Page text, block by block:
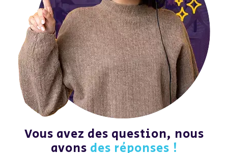
Vous avez des question, nous
avons des réponses !